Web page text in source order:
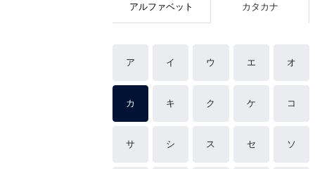
アルファベット カタカナ
ア イ ウ エ オ
カ キ ク ケ コ
サ シ ス セ ソ